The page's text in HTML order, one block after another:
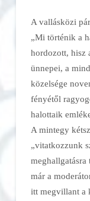
A vallásközi
„Mi történik a
hordozott, hisz
ünnepei, a
közelsége
fényétől
halottaik
A mintegy
„vitatkozzunk
meghallgatásra
már a
itt megvillant a